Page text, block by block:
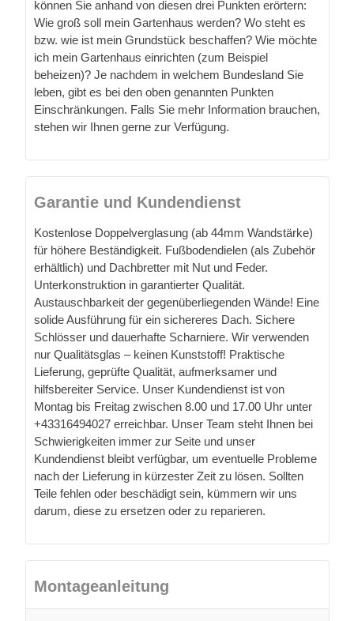
können Sie anhand von diesen drei Punkten erörtern:
Wie groß soll mein Gartenhaus werden? Wo steht es
bzw. wie ist mein Grundstück beschaffen? Wie möchte
ich mein Gartenhaus einrichten (zum Beispiel
beheizen)? Je nachdem in welchem Bundesland Sie
leben, gibt es bei den oben genannten Punkten
Einschränkungen. Falls Sie mehr Information brauchen,
stehen wir Ihnen gerne zur Verfügung.
Garantie und Kundendienst
Kostenlose Doppelverglasung (ab 44mm Wandstärke)
für höhere Beständigkeit. Fußbodendielen (als Zubehör
erhältlich) und Dachbretter mit Nut und Feder.
Unterkonstruktion in garantierter Qualität.
Austauschbarkeit der gegenüberliegenden Wände! Eine
solide Ausführung für ein sichereres Dach. Sichere
Schlösser und dauerhafte Scharniere. Wir verwenden
nur Qualitätsglas – keinen Kunststoff! Praktische
Lieferung, geprüfte Qualität, aufmerksamer und
hilfsbereiter Service. Unser Kundendienst ist von
Montag bis Freitag zwischen 8.00 und 17.00 Uhr unter
+43316494027 erreichbar. Unser Team steht Ihnen bei
Schwierigkeiten immer zur Seite und unser
Kundendienst bleibt verfügbar, um eventuelle Probleme
nach der Lieferung in kürzester Zeit zu lösen. Sollten
Teile fehlen oder beschädigt sein, kümmern wir uns
darum, diese zu ersetzen oder zu reparieren.
Montageanleitung